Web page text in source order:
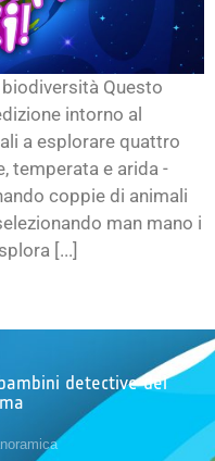
Questo
intorno al
a esplorare quattro
temperata e arida -
coppie di animali
man mano i
[...]
detective del